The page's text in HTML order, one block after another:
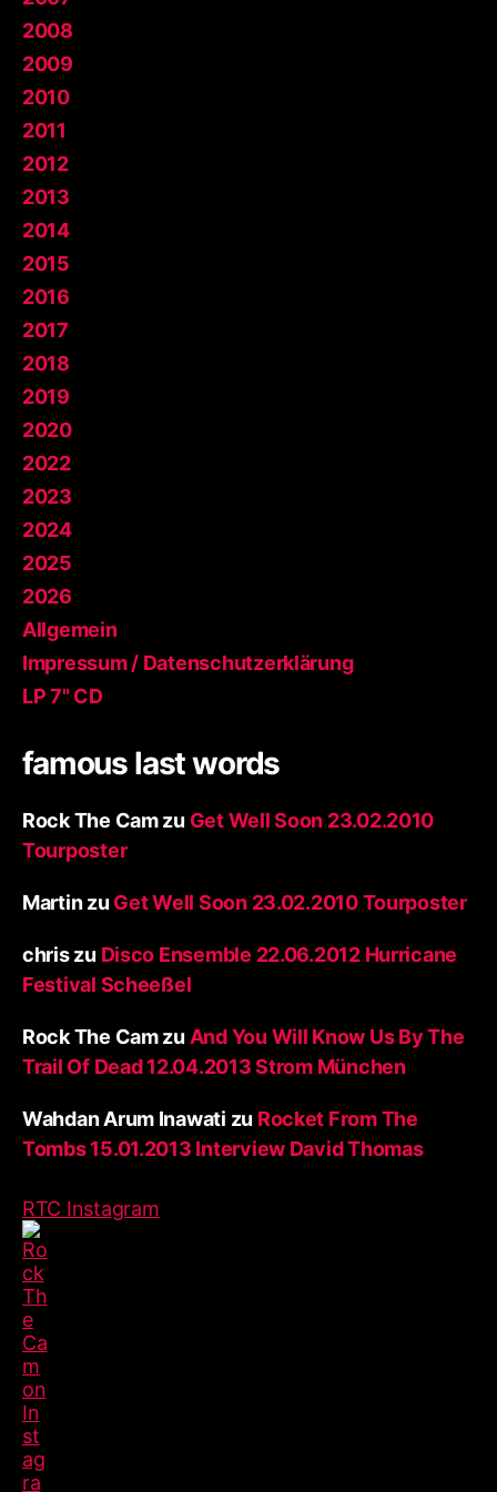
2008
2009
2010
2011
2012
2013
2014
2015
2016
2017
2018
2019
2020
2022
2023
2024
2025
2026
Allgemein
Impressum / Datenschutzerklärung
LP 7" CD
famous last words
Rock The Camzu Get Well Soon 23.02.2010
Tourposter
Martinzu Get Well Soon 23.02.2010 Tourposter
chriszu Disco Ensemble 22.06.2012 Hurricane
Festival Scheeßel
Rock The Camzu And You Will Know Us By The
Trail Of Dead 12.04.2013 Strom München
Wahdan Arum Inawati zu Rocket From The
Tombs 15.01.2013 Interview David Thomas
RTC Instagram